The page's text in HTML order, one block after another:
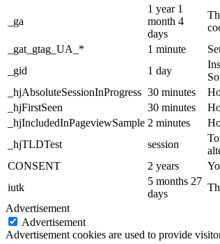
_ga
1 year 1
month 4
days
_gat_gtag_UA_*
1 minute
_gid
1 day
_hjAbsoluteSessionInProgress 30 minutes
_hjFirstSeen
30 minutes
_hjIncludedInPageviewSample 2 minutes
_hjTLDTest
session
CONSENT
2 years
iutk
5 months 27
days
Advertisement
Advertisement
Advertisement cookies are used to provide